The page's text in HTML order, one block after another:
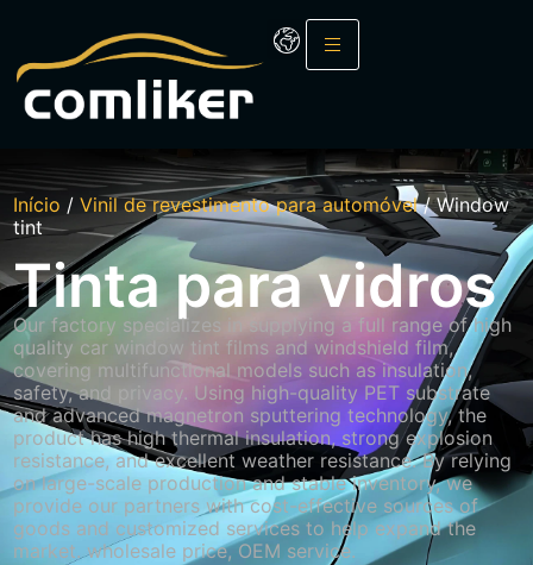
Início /Vinil de revestimento para automóvel/ Window
tint
Tinta para vidros
Our factory specializes in supplying a full range of high
quality car window tint films and windshield film,
covering multifunctional models such as insulation,
safety, and privacy. Using high-quality PET substrate
and advanced magnetron sputtering technology, the
product has high thermal insulation, strong explosion
resistance, and excellent weather resistance. By relying
on large-scale production and stable inventory, we
provide our partners with cost-effective sources of
goods and customized services to help expand the
market. wholesale price, OEM service.